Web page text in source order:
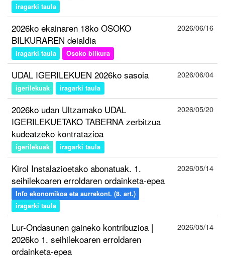
iragarki taula
2026ko ekainaren 18ko OSOKO
BILKURAREN deialdia
iragarki taula Osoko bilkura
2026/06/16
UDAL IGERILEKUEN 2026ko sasoia
igerilekuak iragarki taula
2026/06/04
2026ko udan Ultzamako UDAL
IGERILEKUETAKO TABERNA zerbitzua
kudeatzeko kontratazioa
igerilekuak iragarki taula
2026/05/20
Kirol Instalazioetako abonatuak. 1.
seihilekoaren erroldaren ordainketa-epea
Info ekonomikoa eta aurrekont. (8. art.)
iragarki taula
2026/05/14
Lur-Ondasunen gaineko kontribuzioa |
2026ko 1. seihilekoaren erroldaren
ordainketa-epea
2026/05/14